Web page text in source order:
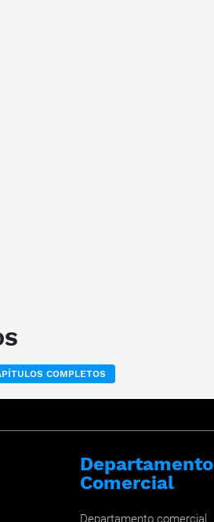
COMPLETOS
Departamento
Comercial
Departamento comercial